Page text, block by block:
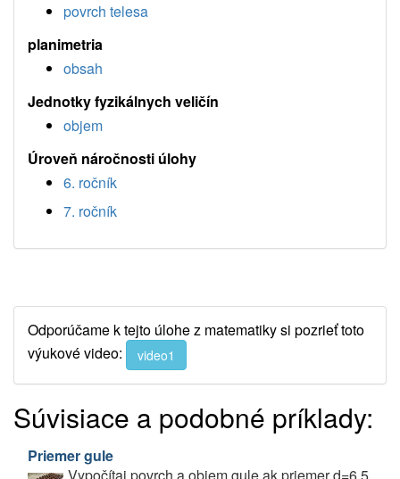
povrch telesa
planimetria
obsah
Jednotky fyzikálnych veličín
objem
Úroveň náročnosti úlohy
6. ročník
7. ročník
Odporúčame k tejto úlohe z matematiky si pozrieť toto
výukové video:
video1
Súvisiace a podobné príklady:
Priemer gule